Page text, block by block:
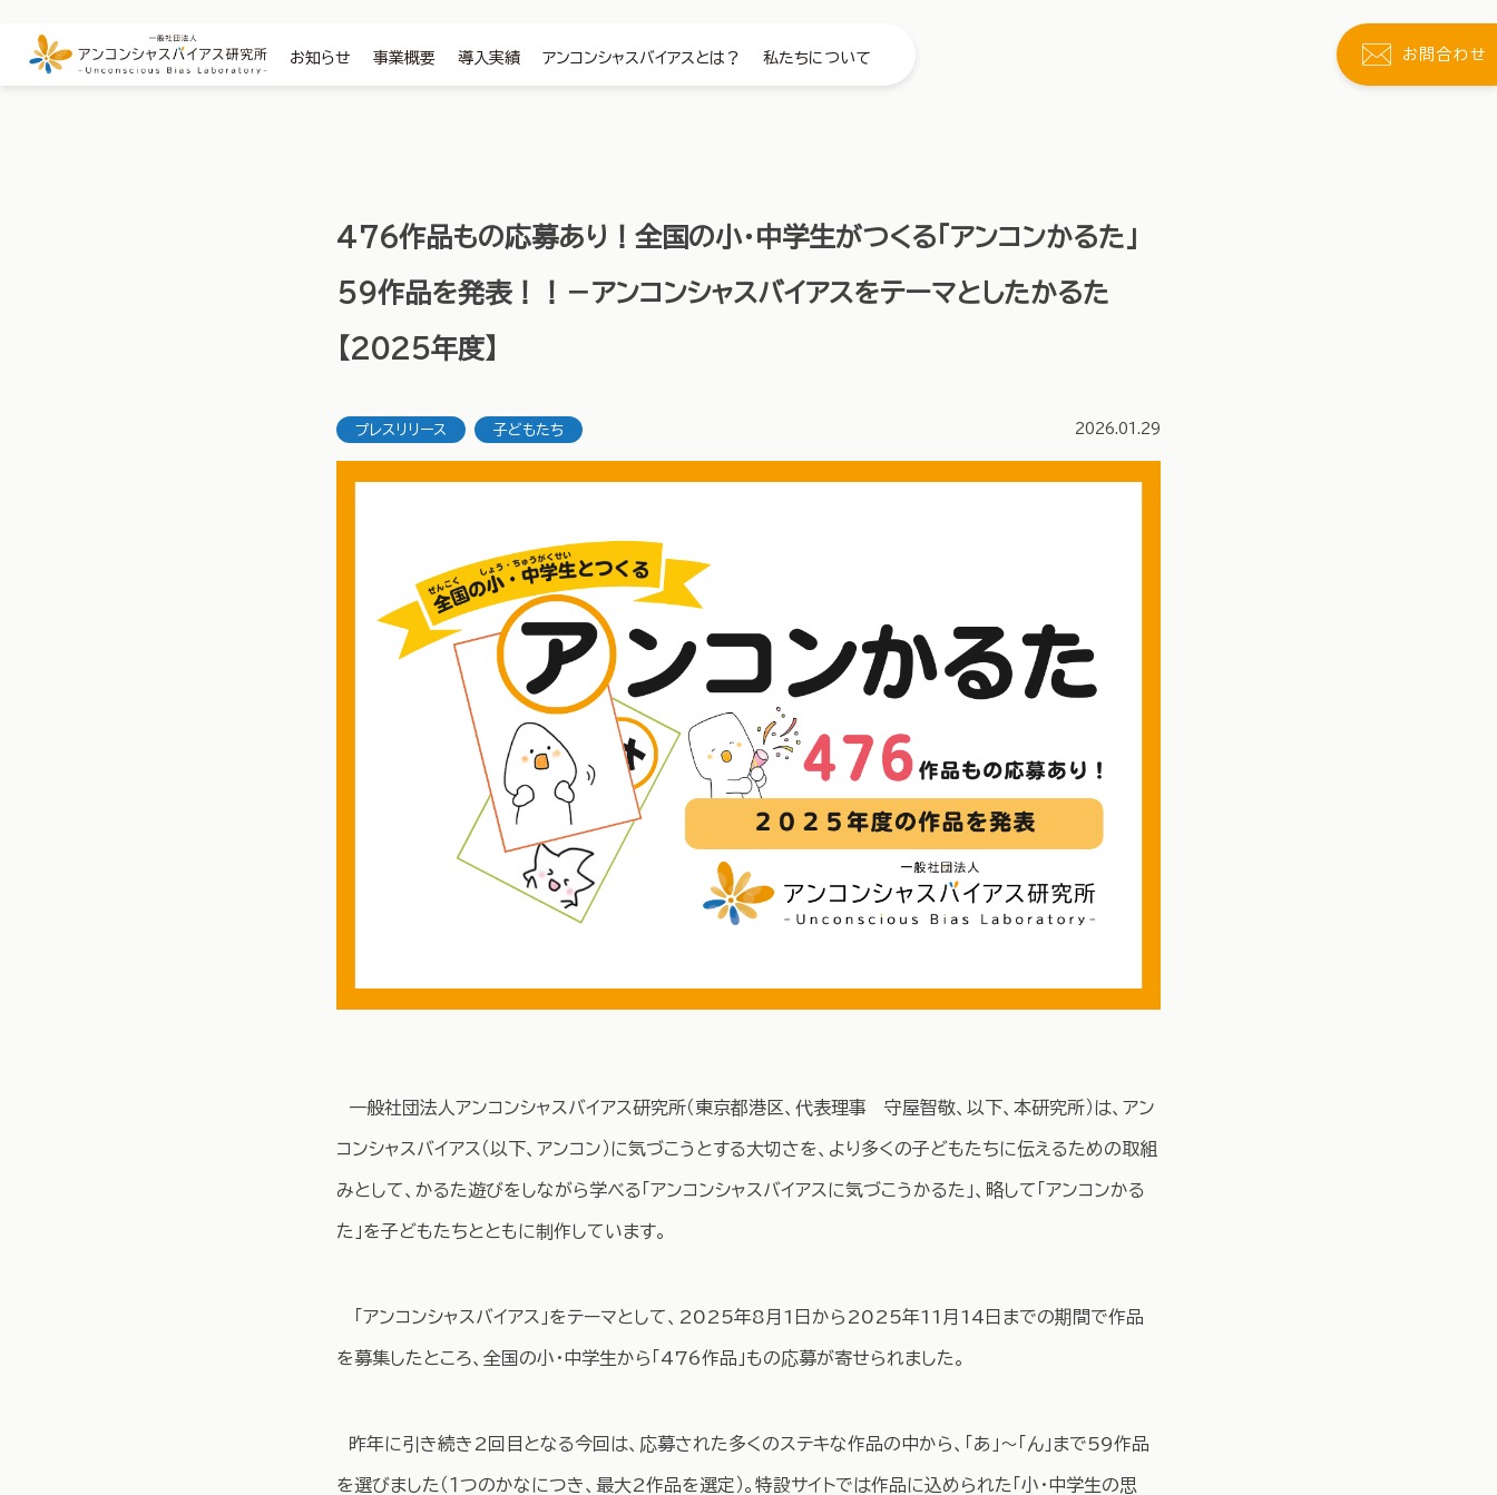
お知らせ 事業概要 導入実績 アンコンシャスバイアスとは？ 私たちについて お問合わせ
476作品もの応募あり！全国の小・中学生がつくる「アンコンかるた」
59作品を発表！！－アンコンシャスバイアスをテーマとしたかるた
【2025年度】
プレスリリース 子どもたち 2026.01.29
一般社団法人アンコンシャスバイアス研究所（東京都港区、代表理事 守屋智敬、以下、本研究所）は、アン
コンシャスバイアス（以下、アンコン）に気づこうとする大切さを、より多くの子どもたちに伝えるための取組
みとして、かるた遊びをしながら学べる「アンコンシャスバイアスに気づこうかるた」、略して「アンコンかる
た」を子どもたちとともに制作しています。
「アンコンシャスバイアス」をテーマとして、2025年8月1日から2025年11月14日までの期間で作品
を募集したところ、全国の小・中学生から「476作品」もの応募が寄せられました。
昨年に引き続き2回目となる今回は、応募された多くのステキな作品の中から、「あ」～「ん」まで59作品
を選びました（１つのかなにつき、最大2作品を選定）。特設サイトでは作品に込められた「小・中学生の思